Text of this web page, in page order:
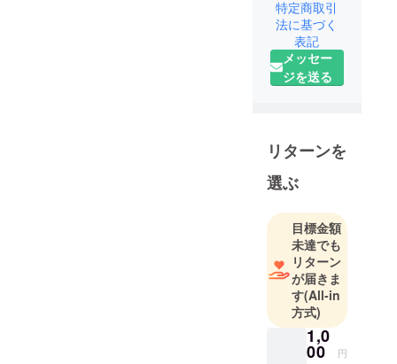
ムデザイ
ナー/フォア
シュピー
ル/FMラヂオ
つくば/icon
のハテ
@andrewk9
2963 /
ケット2024
秋の新作は
「あわんて
ぼうの~うサ
ンタさん~」
特定商取引
法に基づく
表記
メッセー
ジを送る
リターンを
選ぶ
目標金額
未達でも
リターン
が届きま
す(All-in
方式)
1,0
00 円